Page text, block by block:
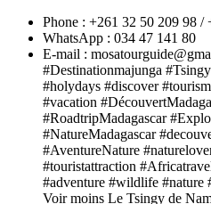
Phone : +261 32 50 209 98 /
WhatsApp : 034 47 141 80
E-mail :
#Destinationmajunga
#holydays #discover
#vacation
#RoadtripMadagascar
#NatureMadagascar
#AventureNature
#touristattraction
#adventure #wildlife #nature
Voir moins Le Tsingy de